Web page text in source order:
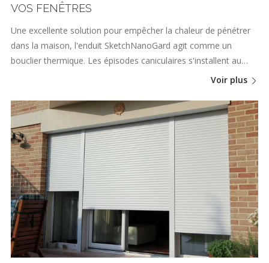
VOS FENÊTRES
Une excellente solution pour empêcher la chaleur de pénétrer
dans la maison, l'enduit SketchNanoGard agit comme un
bouclier thermique. Les épisodes caniculaires s'installent au…
Voir plus